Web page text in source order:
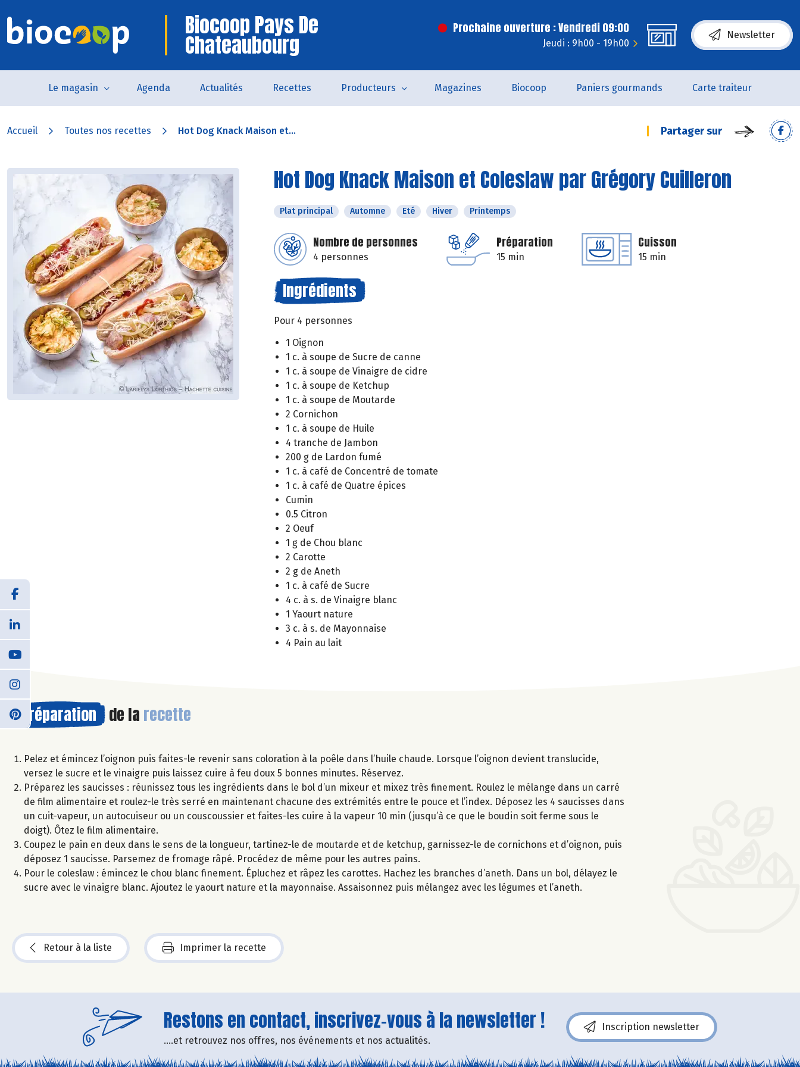
Biocoop Pays De
Chateaubourg
Prochaine ouverture : Vendredi 09:00
Jeudi : 9h00 - 19h00
Newsletter
Le magasin Agenda Actualités Recettes Producteurs Magazines Biocoop Paniers gourmands Carte traiteur
Accueil Toutes nos recettes Hot Dog Knack Maison et... Partager sur
Hot Dog Knack Maison et Coleslaw par Grégory Cuilleron
Plat principal Automne Eté Hiver Printemps
Nombre de personnes
4 personnes
Préparation
15 min
Cuisson
15 min
Ingrédients
Pour 4 personnes
1 Oignon
1 c. à soupe de Sucre de canne
1 c. à soupe de Vinaigre de cidre
1 c. à soupe de Ketchup
1 c. à soupe de Moutarde
2 Cornichon
1 c. à soupe de Huile
4 tranche de Jambon
200 g de Lardon fumé
1 c. à café de Concentré de tomate
1 c. à café de Quatre épices
Cumin
0.5 Citron
2 Oeuf
1 g de Chou blanc
2 Carotte
2 g de Aneth
1 c. à café de Sucre
4 c. à s. de Vinaigre blanc
1 Yaourt nature
3 c. à s. de Mayonnaise
4 Pain au lait
Préparation de la recette
Pelez et émincez l’oignon puis faites-le revenir sans coloration à la poêle dans l’huile chaude. Lorsque l’oignon devient translucide,
versez le sucre et le vinaigre puis laissez cuire à feu doux 5 bonnes minutes. Réservez.
Préparez les saucisses : réunissez tous les ingrédients dans le bol d’un mixeur et mixez très finement. Roulez le mélange dans un carré
de film alimentaire et roulez-le très serré en maintenant chacune des extrémités entre le pouce et l’index. Déposez les 4 saucisses dans
un cuit-vapeur, un autocuiseur ou un couscoussier et faites-les cuire à la vapeur 10 min (jusqu’à ce que le boudin soit ferme sous le
doigt). Ôtez le film alimentaire.
Coupez le pain en deux dans le sens de la longueur, tartinez-le de moutarde et de ketchup, garnissez-le de cornichons et d’oignon, puis
déposez 1 saucisse. Parsemez de fromage râpé. Procédez de même pour les autres pains.
Pour le coleslaw : émincez le chou blanc finement. Épluchez et râpez les carottes. Hachez les branches d’aneth. Dans un bol, délayez le
sucre avec le vinaigre blanc. Ajoutez le yaourt nature et la mayonnaise. Assaisonnez puis mélangez avec les légumes et l’aneth.
Retour à la liste Imprimer la recette
Restons en contact, inscrivez-vous à la newsletter !
....et retrouvez nos offres, nos événements et nos actualités.
Inscription newsletter